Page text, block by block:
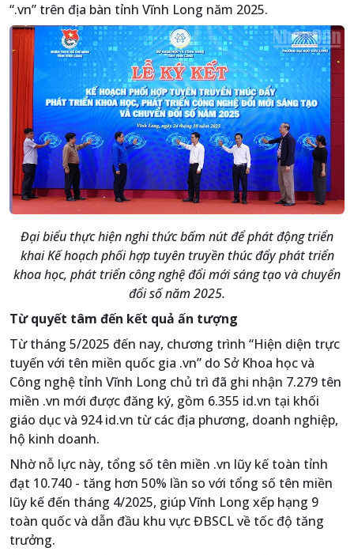
“.vn” trên địa bàn tỉnh Vĩnh Long năm 2025.
Đại biểu thực hiện nghi thức bấm nút để phát động triển
khai Kế hoạch phối hợp tuyên truyền thúc đẩy phát triển
khoa học, phát triển công nghệ đổi mới sáng tạo và chuyển
đổi số năm 2025.
Từ quyết tâm đến kết quả ấn tượng
Từ tháng 5/2025 đến nay, chương trình “Hiện diện trực
tuyến với tên miền quốc gia .vn” do Sở Khoa học và
Công nghệ tỉnh Vĩnh Long chủ trì đã ghi nhận 7.279 tên
miền .vn mới được đăng ký, gồm 6.355 id.vn tại khối
giáo dục và 924 id.vn từ các địa phương, doanh nghiệp,
hộ kinh doanh.
Nhờ nỗ lực này, tổng số tên miền .vn lũy kế toàn tỉnh
đạt 10.740 - tăng hơn 50% lần so với tổng số tên miền
lũy kế đến tháng 4/2025, giúp Vĩnh Long xếp hạng 9
toàn quốc và dẫn đầu khu vực ĐBSCL về tốc độ tăng
trưởng.